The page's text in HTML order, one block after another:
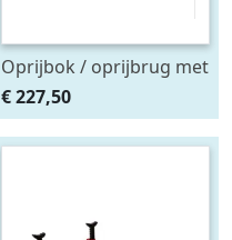
Oprijbok / oprijbrug met
ingebouwde krik. set
2stuks
€ 227,50